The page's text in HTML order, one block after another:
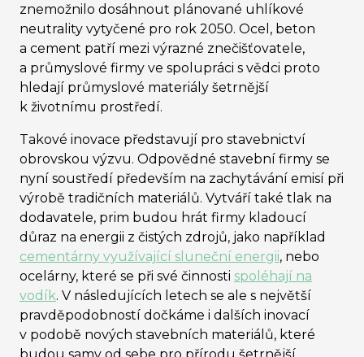
znemožnilo dosáhnout plánované uhlíkové
neutrality vytyčené pro rok 2050. Ocel, beton
a cement patří mezi výrazné znečišťovatele,
a průmyslové firmy ve spolupráci s vědci proto
hledají průmyslové materiály šetrnější
k životnímu prostředí.
Takové inovace představují pro stavebnictví
obrovskou výzvu. Odpovědné stavební firmy se
nyní soustředí především na zachytávání emisí při
výrobě tradičních materiálů. Vytváří také tlak na
dodavatele, prim budou hrát firmy kladoucí
důraz na energii z čistých zdrojů, jako například
cementárny využívající sluneční energii, nebo
ocelárny, které se při své činnosti spoléhají na
vodík. V následujících letech se ale s největší
pravděpodobností dočkáme i dalších inovací
v podobě nových stavebních materiálů, které